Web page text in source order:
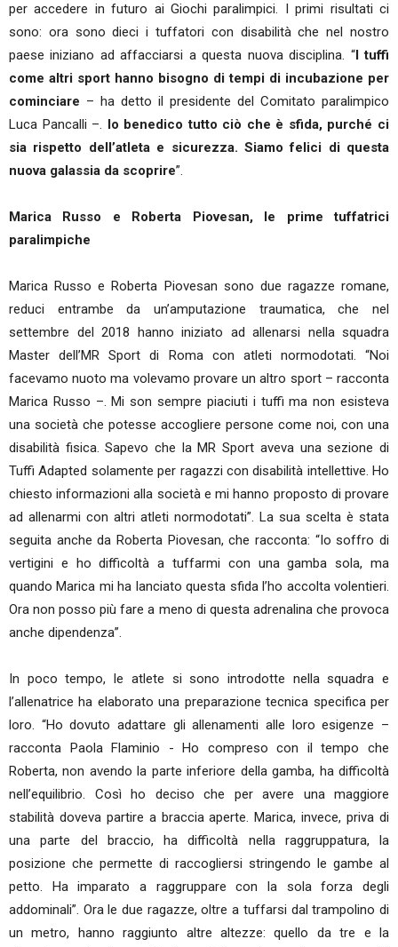
per accedere in futuro ai Giochi paralimpici. I primi risultati ci
sono: ora sono dieci i tuffatori con disabilità che nel nostro
paese iniziano ad affacciarsi a questa nuova disciplina. “I tuffi
come altri sport hanno bisogno di tempi di incubazione per
cominciare – ha detto il presidente del Comitato paralimpico
Luca Pancalli –. Io benedico tutto ciò che è sfida, purché ci
sia rispetto dell’atleta e sicurezza. Siamo felici di questa
nuova galassia da scoprire”.
Marica Russo e Roberta Piovesan, le prime tuffatrici
paralimpiche
Marica Russo e Roberta Piovesan sono due ragazze romane,
reduci entrambe da un’amputazione traumatica, che nel
settembre del 2018 hanno iniziato ad allenarsi nella squadra
Master dell’MR Sport di Roma con atleti normodotati. “Noi
facevamo nuoto ma volevamo provare un altro sport – racconta
Marica Russo –. Mi son sempre piaciuti i tuffi ma non esisteva
una società che potesse accogliere persone come noi, con una
disabilità fisica. Sapevo che la MR Sport aveva una sezione di
Tuffi Adapted solamente per ragazzi con disabilità intellettive. Ho
chiesto informazioni alla società e mi hanno proposto di provare
ad allenarmi con altri atleti normodotati”. La sua scelta è stata
seguita anche da Roberta Piovesan, che racconta: “Io soffro di
vertigini e ho difficoltà a tuffarmi con una gamba sola, ma
quando Marica mi ha lanciato questa sfida l’ho accolta volentieri.
Ora non posso più fare a meno di questa adrenalina che provoca
anche dipendenza”.
In poco tempo, le atlete si sono introdotte nella squadra e
l’allenatrice ha elaborato una preparazione tecnica specifica per
loro. “Ho dovuto adattare gli allenamenti alle loro esigenze –
racconta Paola Flaminio - Ho compreso con il tempo che
Roberta, non avendo la parte inferiore della gamba, ha difficoltà
nell’equilibrio. Così ho deciso che per avere una maggiore
stabilità doveva partire a braccia aperte. Marica, invece, priva di
una parte del braccio, ha difficoltà nella raggruppatura, la
posizione che permette di raccogliersi stringendo le gambe al
petto. Ha imparato a raggruppare con la sola forza degli
addominali”. Ora le due ragazze, oltre a tuffarsi dal trampolino di
un metro, hanno raggiunto altre altezze: quello da tre e la